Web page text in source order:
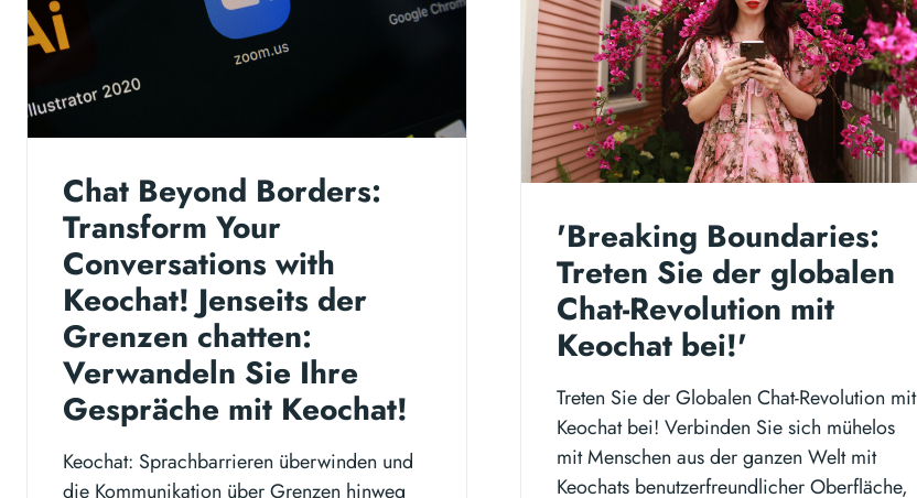
Chat Beyond Borders:
Transform Your
Conversations with
Keochat! Jenseits der
Grenzen chatten:
Verwandeln Sie Ihre
Gespräche mit Keochat!
Keochat: Sprachbarrieren überwinden und
die Kommunikation über Grenzen hinweg
'Breaking Boundaries:
Treten Sie der globalen
Chat-Revolution mit
Keochat bei!'
Treten Sie der Globalen Chat-Revolution mit
Keochat bei! Verbinden Sie sich mühelos
mit Menschen aus der ganzen Welt mit
Keochats benutzerfreundlicher Oberfläche,